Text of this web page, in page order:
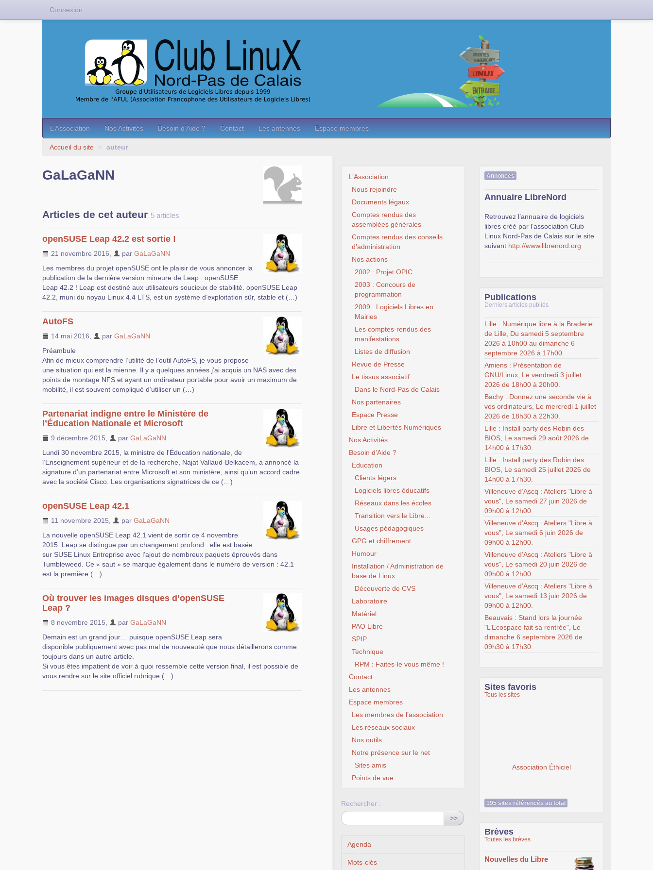
L’Association Nos Activités Besoin d’Aide ? Contact Les antennes Espace membres
Accueil du site > auteur
GaLaGaNN
Articles de cet auteur 5 articles
openSUSE Leap 42.2 est sortie !
21 novembre 2016 par GaLaGaNN
Les membres du projet openSUSE ont le plaisir de vous annoncer la
publication de la dernière version mineure de Leap : openSUSE
Leap 42.2 ! Leap est destiné aux utilisateurs soucieux de stabilité. openSUSE Leap
42.2, muni du noyau Linux 4.4 LTS, est un système d’exploitation sûr, stable et (…)
AutoFS
14 mai 2016 par GaLaGaNN
Préambule
Afin de mieux comprendre l’utilité de l’outil AutoFS, je vous propose
une situation qui est la mienne. Il y a quelques années j’ai acquis un NAS avec des
points de montage NFS et ayant un ordinateur portable pour avoir un maximum de
mobilité, il est souvent compliqué d’utiliser un (…)
Partenariat indigne entre le Ministère de
l’Éducation Nationale et Microsoft
9 décembre 2015 par GaLaGaNN
Lundi 30 novembre 2015, la ministre de l’Éducation nationale, de
l’Enseignement supérieur et de la recherche, Najat Vallaud-Belkacem, a annoncé la
signature d’un partenariat entre Microsoft et son ministère, ainsi qu’un accord cadre
avec la société Cisco. Les organisations signatrices de ce (…)
openSUSE Leap 42.1
11 novembre 2015 par GaLaGaNN
La nouvelle openSUSE Leap 42.1 vient de sortir ce 4 novembre
2015. Leap se distingue par un changement profond : elle est basée
sur SUSE Linux Entreprise avec l’ajout de nombreux paquets éprouvés dans
Tumbleweed. Ce « saut » se marque également dans le numéro de version : 42.1
est la première (…)
Où trouver les images disques d’openSUSE
Leap ?
8 novembre 2015 par GaLaGaNN
Demain est un grand jour… puisque openSUSE Leap sera
disponible publiquement avec pas mal de nouveauté que nous détaillerons comme
toujours dans un autre article.
Si vous êtes impatient de voir à quoi ressemble cette version final, il est possible de
vous rendre sur le site officiel rubrique (…)
L’Association
Nous rejoindre
Documents légaux
Comptes rendus des
assemblées générales
Comptes rendus des conseils
d’administration
Nos actions
2002 : Projet OPIC
2003 : Concours de
programmation
2009 : Logiciels Libres en
Mairies
Les comptes-rendus des
manifestations
Listes de diffusion
Revue de Presse
Le tissus associatif
Dans le Nord-Pas de Calais
Nos partenaires
Espace Presse
Libre et Libertés Numériques
Nos Activités
Besoin d’Aide ?
Education
Clients légers
Logiciels libres éducatifs
Réseaux dans les écoles
Transition vers le Libre...
Usages pédagogiques
GPG et chiffrement
Humour
Installation / Administration de
base de Linux
Découverte de CVS
Laboratoire
Matériel
PAO Libre
SPIP
Technique
RPM : Faites-le vous même !
Contact
Les antennes
Espace membres
Les membres de l’association
Les réseaux sociaux
Nos outils
Notre présence sur le net
Sites amis
Points de vue
Rechercher :
>>
Agenda
Mots-clés
Annonces
Annuaire LibreNord
Retrouvez l’annuaire de logiciels
libres créé par l’association Club
Linux Nord-Pas de Calais sur le site
suivant http://www.librenord.org
Publications
Derniers articles publiés
Lille : Numérique libre à la Braderie
de Lille, Du samedi 5 septembre
2026 à 10h00 au dimanche 6
septembre 2026 à 17h00.
Amiens : Présentation de
GNU/Linux, Le vendredi 3 juillet
2026 de 18h00 à 20h00.
Bachy : Donnez une seconde vie à
vos ordinateurs, Le mercredi 1 juillet
2026 de 18h30 à 22h30.
Lille : Install party des Robin des
BIOS, Le samedi 29 août 2026 de
14h00 à 17h30.
Lille : Install party des Robin des
BIOS, Le samedi 25 juillet 2026 de
14h00 à 17h30.
Villeneuve d’Ascq : Ateliers "Libre à
vous", Le samedi 27 juin 2026 de
09h00 à 12h00.
Villeneuve d’Ascq : Ateliers "Libre à
vous", Le samedi 6 juin 2026 de
09h00 à 12h00.
Villeneuve d’Ascq : Ateliers "Libre à
vous", Le samedi 20 juin 2026 de
09h00 à 12h00.
Villeneuve d’Ascq : Ateliers "Libre à
vous", Le samedi 13 juin 2026 de
09h00 à 12h00.
Beauvais : Stand lors la journée
"L’Ecospace fait sa rentrée", Le
dimanche 6 septembre 2026 de
09h30 à 17h30.
Sites favoris
Tous les sites
Association Éthiciel
195 sites référencés au total
Brèves
Toutes les brèves
Nouvelles du Libre
Connexion